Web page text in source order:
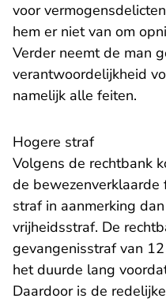
voor
hem er niet van om
Verder neemt de man
verantwoordelijkheid
namelijk alle feiten.
Hogere straf
Volgens de rechtbank
de bewezenverklaarde
straf in aanmerking
vrijheidsstraf. De
gevangenisstraf van
het duurde lang
Daardoor is de